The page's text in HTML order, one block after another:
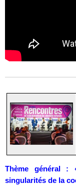
Thème général :
singularités de la